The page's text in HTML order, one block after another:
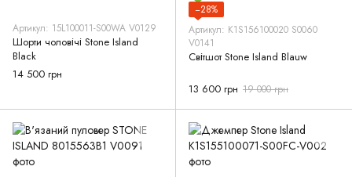
Артикул: 15L100011-S00WA V0129
Шорти чоловічі Stone Island
Black
14 500 грн
−28%
Артикул: K1S156100020 S0060
V0141
Світшот Stone Island Blauw
13 600 грн 19 000 грн